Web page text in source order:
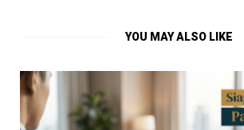
YOU MAY ALSO LIKE